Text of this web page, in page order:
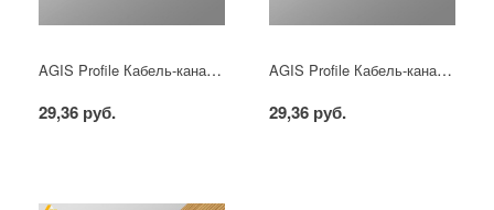
AGIS Profile Кабель-канал ПВХ 16х16 мм Сосна 3D (84м/уп)
29,36 руб.
AGIS Profile Кабель-канал ПВХ 20х10 мм Сосна 3D (96м/уп)
29,36 руб.